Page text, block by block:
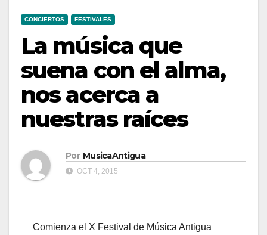
CONCIERTOS FESTIVALES
La música que
suena con el alma,
nos acerca a
nuestras raíces
Por MusicaAntigua
OCT 4, 2015
Comienza el X Festival de Música Antigua